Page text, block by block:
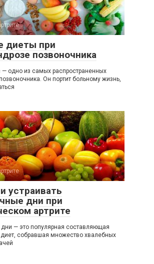
диеты при
позвоночника
— одно из самых распространенных
Он портит больному жизнь,
устраивать
дни при
артрите
дни — это популярная составляющая
собравшая множество хвалебных